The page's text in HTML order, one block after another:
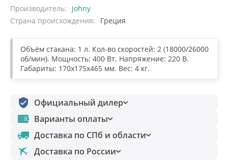
Производитель
Johny
Страна происхождения
Греция
Объём стакана: 1 л. Кол-во скоростей: 2 (18000/26000
об/мин). Мощность: 400 Вт. Напряжение: 220 В.
Габариты: 170х175х465 мм. Вес: 4 кг.
Официальный дилер
Варианты оплаты
Доставка по СПб и области
Доставка по России